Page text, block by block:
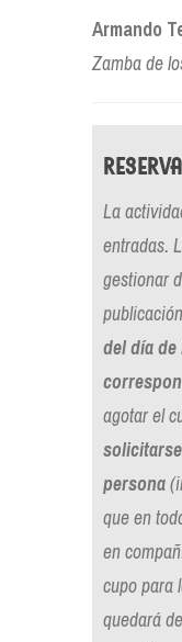
Armando
Zamba de
La
entradas.
gestionar
del día
agotar el
persona
que en
en
cupo para
quedará